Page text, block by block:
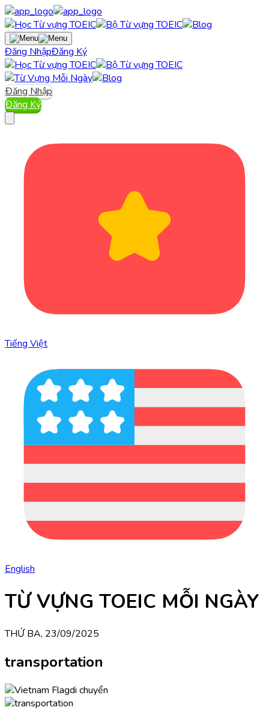
Đăng NhậpĐăng Ký
Đăng Nhập
Đăng Ký
Tiếng Việt
English
TỪ VỰNG TOEIC MỖI NGÀY
THỨ BA, 23/09/2025
transportation
di chuyển